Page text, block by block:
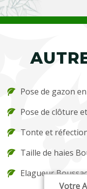
Pose de gazon
Pose de clôture
Tonte et
Taille de haies
Elagueur Boussac
Votre